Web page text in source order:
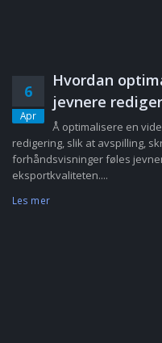
6
Apr
Hvordan
jevnere
Å optimalisere en
redigering, slik at avspilling,
forhåndsvisninger føles
eksportkvaliteten....
Les mer